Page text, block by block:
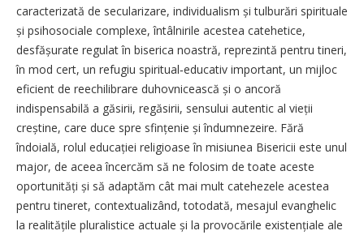
caracterizată de secularizare, individualism și tulburări spirituale
și psihosociale complexe, întâlnirile acestea catehetice,
desfășurate regulat în biserica noastră, reprezintă pentru tineri,
în mod cert, un refugiu spiritual‑educativ important, un mijloc
eficient de reechilibrare duhovnicească și o ancoră
indispensabilă a găsirii, regăsirii, sensului autentic al vieții
creștine, care duce spre sfințenie și îndumnezeire. Fără
îndoială, rolul educației religioase în misiunea Bisericii este unul
major, de aceea încercăm să ne folosim de toate aceste
oportunități și să adaptăm cât mai mult catehezele acestea
pentru tineret, contextualizând, totodată, mesajul evanghelic
la realitățile pluralistice actuale și la provocările existențiale ale